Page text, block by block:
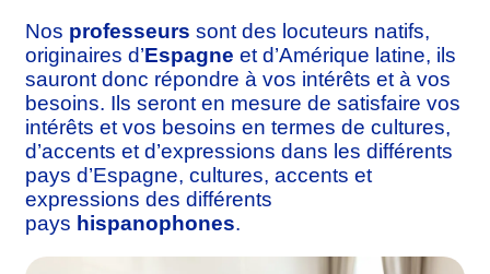
Nos professeurs sont des locuteurs natifs,
originaires d’Espagne et d’Amérique latine, ils
sauront donc répondre à vos intérêts et à vos
besoins. Ils seront en mesure de satisfaire vos
intérêts et vos besoins en termes de cultures,
d’accents et d’expressions dans les différents
pays d’Espagne, cultures, accents et
expressions des différents
pays hispanophones.